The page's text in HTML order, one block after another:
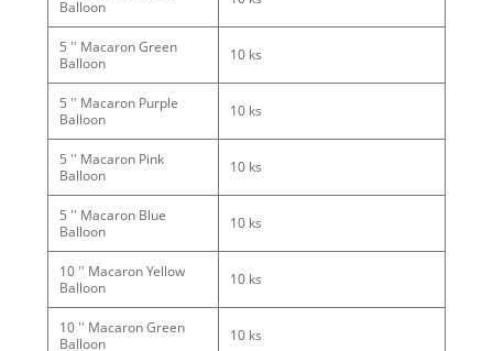
Balloon
5 '' Macaron Green
Balloon
10 ks
5 '' Macaron Purple
Balloon
10 ks
5 '' Macaron Pink
Balloon
10 ks
5 '' Macaron Blue
Balloon
10 ks
10 '' Macaron Yellow
Balloon
10 ks
10 '' Macaron Green
Balloon
10 ks